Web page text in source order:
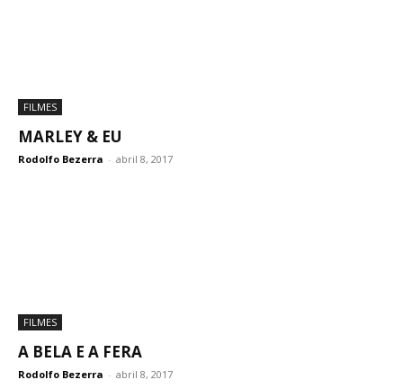
FILMES
MARLEY & EU
Rodolfo Bezerra - abril 8, 2017
FILMES
A BELA E A FERA
Rodolfo Bezerra - abril 8, 2017